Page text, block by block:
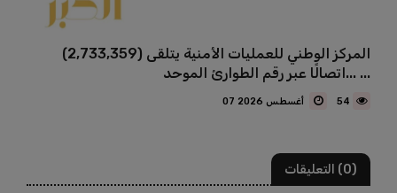
المركز الوطني للعمليات الأمنية يتلقى (2,733,359)
اتصالًا عبر رقم الطوارئ الموحد... ...
54
(0) التعليقات